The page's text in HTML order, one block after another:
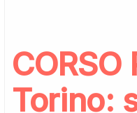
CORSO
Torino: